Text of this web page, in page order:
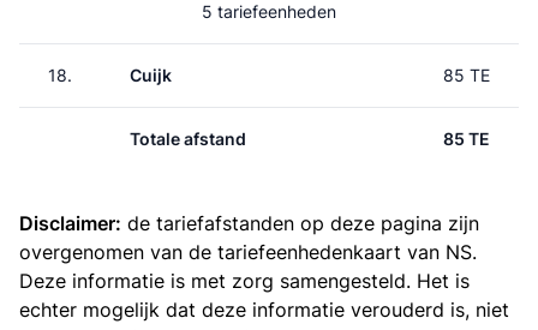
5 tariefeenheden
18. Cuijk 85 TE
Totale afstand 85 TE
Disclaimer: de tariefafstanden op deze pagina zijn
overgenomen van de tariefeenhedenkaart van NS.
Deze informatie is met zorg samengesteld. Het is
echter mogelijk dat deze informatie verouderd is, niet